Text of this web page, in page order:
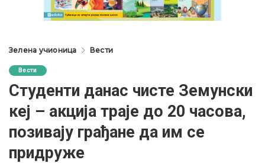
Зелена учионица Вести
Вести
Студенти данас чисте Земунски
кеј – акција траје до 20 часова,
позивају грађане да им се
придруже